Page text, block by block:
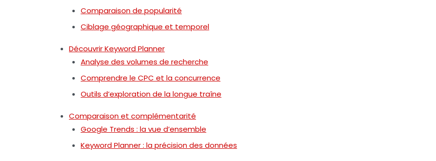
Comparaison de popularité
Ciblage géographique et temporel
Découvrir Keyword Planner
Analyse des volumes de recherche
Comprendre le CPC et la concurrence
Outils d’exploration de la longue traîne
Comparaison et complémentarité
Google Trends : la vue d’ensemble
Keyword Planner : la précision des données